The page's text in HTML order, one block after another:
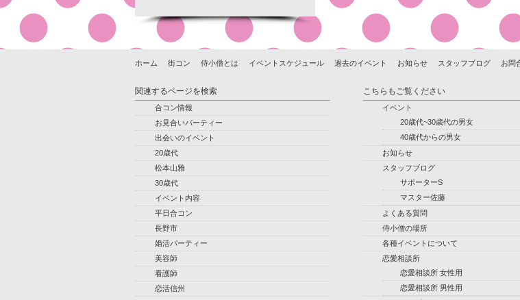
ホーム 街コン 侍小僧とは イベントスケジュール 過去のイベント お知らせ スタッフブログ お問
関連するページを検索
合コン情報
お見合いパーティー
出会いのイベント
20歳代
松本山雅
30歳代
イベント内容
平日合コン
長野市
婚活パーティー
美容師
看護師
恋活信州
こちらもご覧ください
イベント
20歳代~30歳代の男女
40歳代からの男女
お知らせ
スタッフブログ
サポーターS
マスター佐藤
よくある質問
侍小僧の場所
各種イベントについて
恋愛相談所
恋愛相談所 女性用
恋愛相談所 男性用